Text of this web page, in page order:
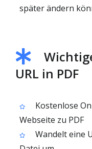
später ändern
URL in PDF
Kostenlose
Webseite zu PDF
Wandelt eine